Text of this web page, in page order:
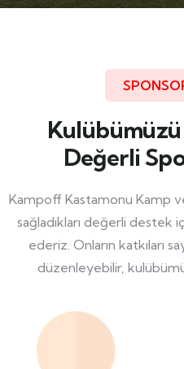
Değerli
Kampoff Kastamonu Kamp
sağladıkları değerli destek
ederiz. Onların katkıları
düzenleyebilir,